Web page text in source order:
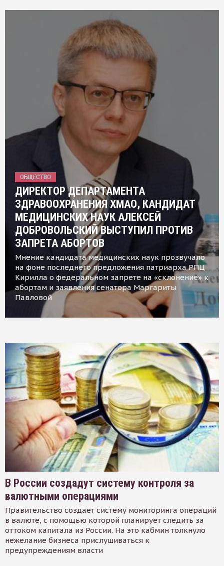
ОБЩЕСТВО
ДИРЕКТОР ДЕПАРТАМЕНТА
ЗДРАВООХРАНЕНИЯ ХМАО, КАНДИДАТ
МЕДИЦИНСКИХ НАУК АЛЕКСЕЙ
ДОБРОВОЛЬСКИЙ ВЫСТУПИЛ ПРОТИВ
ЗАПРЕТА АБОРТОВ
Мнение кандидата медицинских наук прозвучало
на фоне последнего предложения патриарха РПЦ
Кирилла о федеральном запрете на «склонение» к
абортам и заявления сенатора Маргариты
Павловой
В России создадут систему контроля за
валютными операциями
Правительство создает систему мониторинга операций
в валюте, с помощью которой планирует следить за
оттоком капитала из России. На это кабмин толкнуло
нежелание бизнеса прислушиваться к
предупреждениям власти